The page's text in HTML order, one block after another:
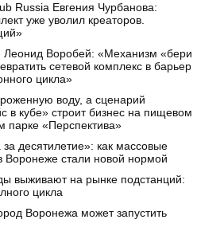
Russia Евгения Чурбанова:
уже уволил креаторов.
Леонид Воробей: «Механизм «бери
сетевой комплекс в барьер
цикла»
воду, а сценарий
в кубе» строит бизнес на пищевом
парке «Перспектива»
десятилетие»: как массовые
Воронеже стали новой нормой
выживают на рынке подстанций:
цикла
Воронежа может запустить